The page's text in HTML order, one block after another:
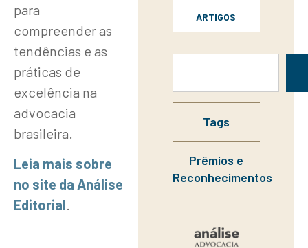
para
compreender as
tendências e as
práticas de
excelência na
advocacia
brasileira.
Leia mais sobre
no site da Análise
Editorial.
ARTIGOS
Tags
Prêmios e
Reconhecimentos